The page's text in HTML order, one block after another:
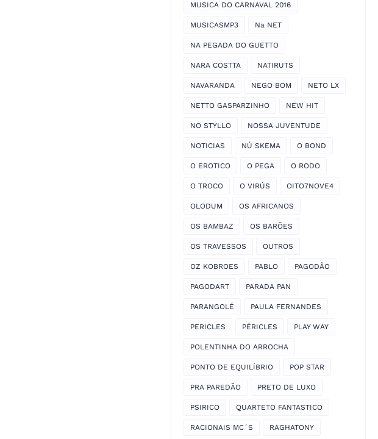
MUSICA DO CARNAVAL 2016
MUSICASMP3 Na NET
NA PEGADA DO GUETTO
NARA COSTTA NATIRUTS
NAVARANDA NEGO BOM NETO LX
NETTO GASPARZINHO NEW HIT
NO STYLLO NOSSA JUVENTUDE
NOTICIAS NÚ SKEMA O BOND
O EROTICO O PEGA O RODO
O TROCO O VIRÚS OITO7NOVE4
OLODUM OS AFRICANOS
OS BAMBAZ OS BARÕES
OS TRAVESSOS OUTROS
OZ KOBROES PABLO PAGODÃO
PAGODART PARADA PAN
PARANGOLÉ PAULA FERNANDES
PERICLES PÉRICLES PLAY WAY
POLENTINHA DO ARROCHA
PONTO DE EQUILÍBRIO POP STAR
PRA PAREDÃO PRETO DE LUXO
PSIRICO QUARTETO FANTASTICO
RACIONAIS MC´S RAGHATONY